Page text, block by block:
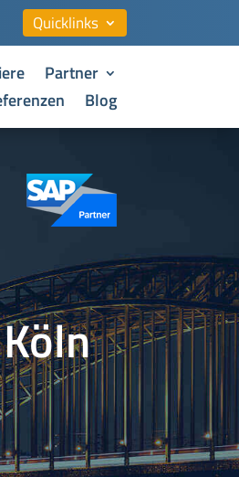
Quicklinks
Partner
Blog